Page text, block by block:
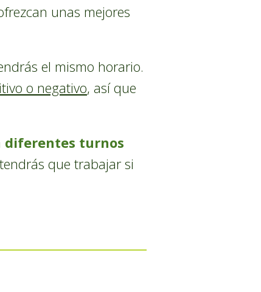
unas mejores
el mismo horario.
o negativo, así que
diferentes turnos
que trabajar si